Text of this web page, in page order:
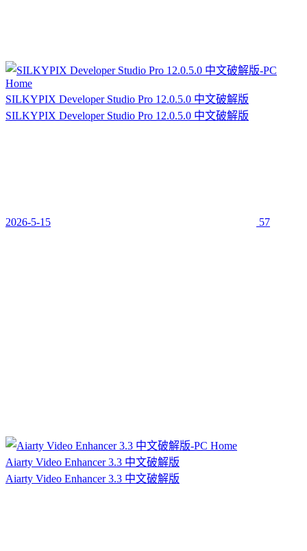
SILKYPIX Developer Studio Pro 12.0.5.0 中文破解版
SILKYPIX Developer Studio Pro 12.0.5.0 中文破解版
2026-5-15 57
Aiarty Video Enhancer 3.3 中文破解版
Aiarty Video Enhancer 3.3 中文破解版